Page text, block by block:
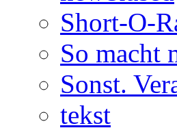
Short-O-
So macht
Sonst.
tekst